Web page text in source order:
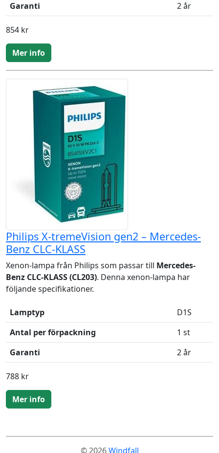
Garanti
2 år
854 kr
Mer info
Philips X-tremeVision gen2 – Mercedes-
Benz CLC-KLASS
Xenon-lampa från Philips som passar till Mercedes-
Benz CLC-KLASS (CL203). Denna xenon-lampa har
följande specifikationer.
Lamptyp
D1S
Antal per förpackning
1 st
Garanti
2 år
788 kr
Mer info
© 2026Windfall